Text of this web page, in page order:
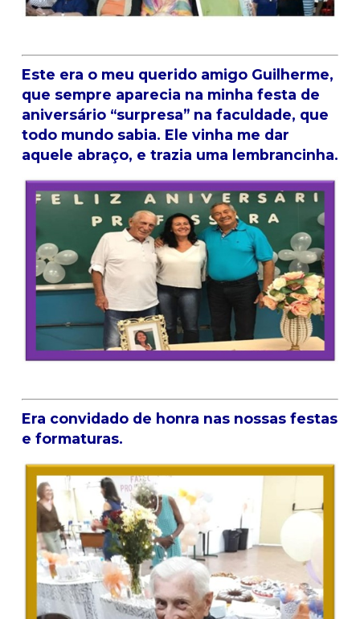
Este era o meu querido amigo Guilherme,
que sempre aparecia na minha festa de
aniversário “surpresa” na faculdade, que
todo mundo sabia. Ele vinha me dar
aquele abraço, e trazia uma lembrancinha.
Era convidado de honra nas nossas festas
e formaturas.